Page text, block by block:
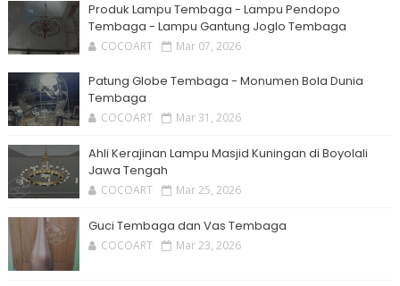
Produk Lampu Tembaga - Lampu Pendopo
Tembaga - Lampu Gantung Joglo Tembaga
COCOART Mar 07, 2026
Patung Globe Tembaga - Monumen Bola Dunia
Tembaga
COCOART Mar 31, 2026
Ahli Kerajinan Lampu Masjid Kuningan di Boyolali
Jawa Tengah
COCOART Mar 25, 2026
Guci Tembaga dan Vas Tembaga
COCOART Mar 23, 2026